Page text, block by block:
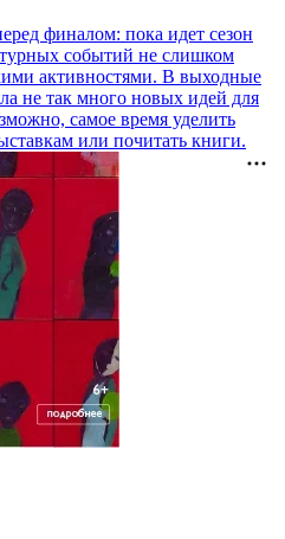
финалом: пока идет сезон
событий не слишком
активностями. В выходные
не так много новых идей для
самое время уделить
или почитать книги.